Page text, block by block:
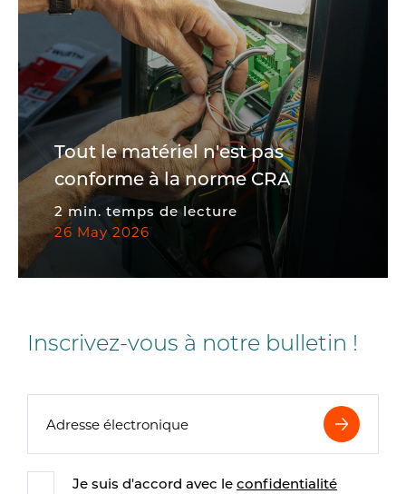
Tout le matériel n'est pas
conforme à la norme CRA
2 min. temps de lecture
26 May 2026
Inscrivez-vous à notre bulletin !
Envoi
Je suis d'accord avec le confidentialité